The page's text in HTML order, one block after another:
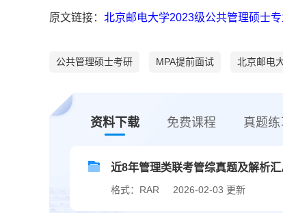
原文链接： 北京邮电大学2023级公共管理硕士
公共管理硕士考研 MPA提前面试 北京邮电
资料下载 免费课程 真题练
近8年管理类联考管综真题及解析汇
格式：RAR 2026-02-03 更新